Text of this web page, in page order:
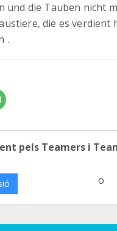
und die Tauben nicht
die es verdient
.
pels Teamers i
o